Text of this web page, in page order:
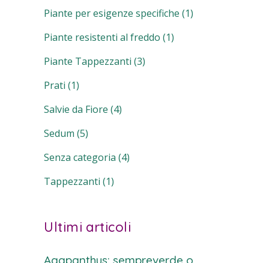
Piante per esigenze specifiche (1)
Piante resistenti al freddo (1)
Piante Tappezzanti (3)
Prati (1)
Salvie da Fiore (4)
Sedum (5)
Senza categoria (4)
Tappezzanti (1)
Ultimi articoli
Agapanthus: sempreverde o